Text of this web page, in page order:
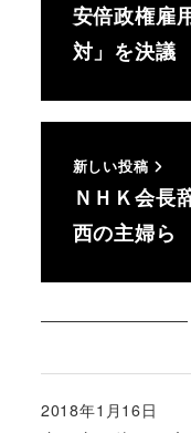
安倍政権雇
対」を決
新しい投稿
ＮＨＫ会
西の主婦ら
投稿日
2018年1月16日